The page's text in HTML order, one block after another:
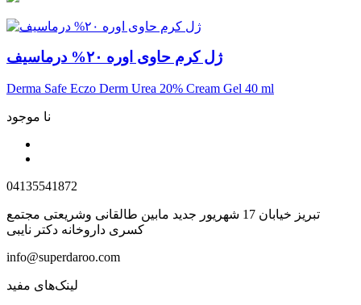
ژل کرم حاوی اوره ۲۰% درماسیف
Derma Safe Eczo Derm Urea 20% Cream Gel 40 ml
نا موجود
04135541872
تبریز خیابان 17 شهریور جدید مابین طالقانی وشریعتی مجتمع
کسری داروخانه دکتر نایبی
info@superdaroo.com
لینک‌های مفید